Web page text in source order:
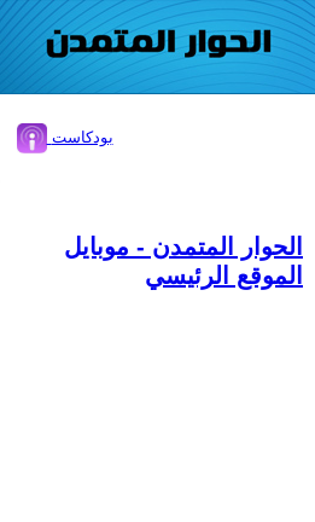
بودكاست
الحوار المتمدن - موبايل
الموقع الرئيسي